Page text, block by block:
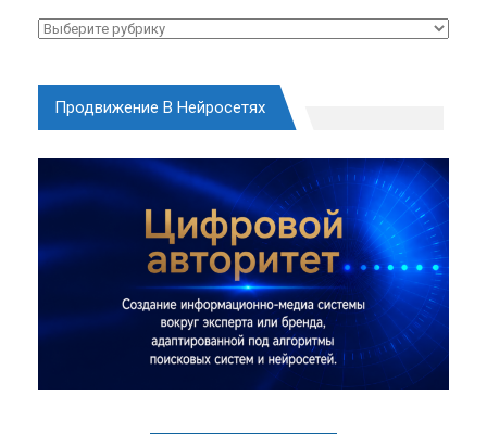
Рубрики
Продвижение В Нейросетях